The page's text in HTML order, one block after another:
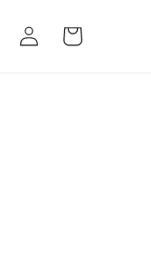
Conectați-
Cos